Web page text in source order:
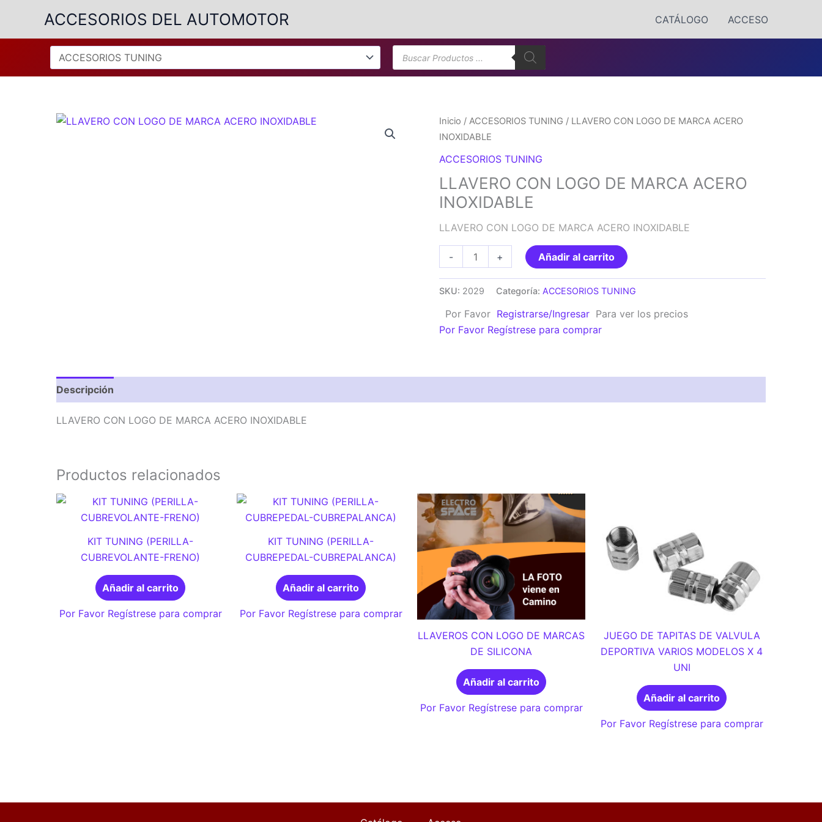
contenido
ACCESORIOS DEL AUTOMOTOR CATÁLOGO ACCESO
Búsqueda
de
productos
Inicio /ACCESORIOS TUNING / LLAVERO CON LOGO DE MARCA ACERO
INOXIDABLE
ACCESORIOS TUNING
LLAVERO CON LOGO DE MARCA ACERO
INOXIDABLE
LLAVERO CON LOGO DE MARCA ACERO INOXIDABLE
-
LLAVERO
CON
MARCA
ACERO
+ Añadir al carrito
SKU: 2029 Categoría: ACCESORIOS TUNING
Por Favor Registrarse/Ingresar Para ver los precios
Por Favor Regístrese para comprar
Descripción
LLAVERO CON LOGO DE MARCA ACERO INOXIDABLE
Productos relacionados
KIT TUNING (PERILLA-
CUBREVOLANTE-FRENO)
Añadir al carrito
Por Favor Regístrese para comprar
KIT TUNING (PERILLA-
CUBREPEDAL-CUBREPALANCA)
Añadir al carrito
Por Favor Regístrese para comprar
LLAVEROS CON LOGO DE MARCAS
DE SILICONA
Añadir al carrito
Por Favor Regístrese para comprar
JUEGO DE TAPITAS DE VALVULA
DEPORTIVA VARIOS MODELOS X 4
UNI
Añadir al carrito
Por Favor Regístrese para comprar